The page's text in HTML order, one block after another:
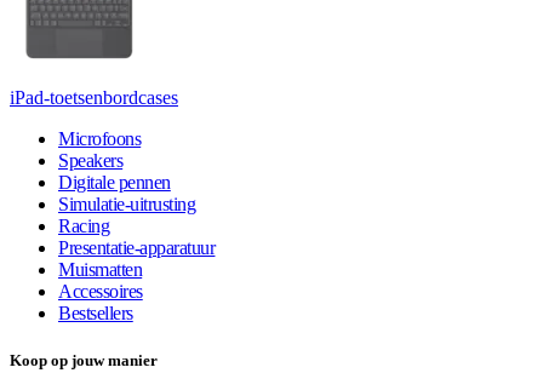
iPad-toetsenbordcases
Microfoons
Speakers
Digitale pennen
Simulatie-uitrusting
Racing
Presentatie-apparatuur
Muismatten
Accessoires
Bestsellers
Koop op jouw manier